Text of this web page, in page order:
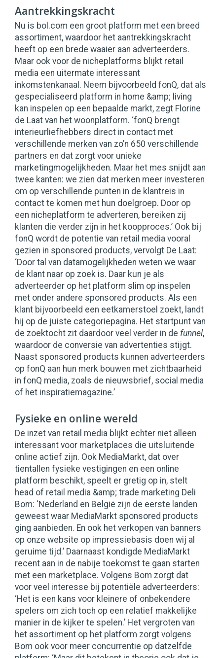
Aantrekkingskracht
Nu is bol.com een groot platform met een breed
assortiment, waardoor het aantrekkingskracht
heeft op een brede waaier aan adverteerders.
Maar ook voor de nicheplatforms blijkt retail
media een uitermate interessant
inkomstenkanaal. Neem bijvoorbeeld fonQ, dat als
gespecialiseerd platform in home &amp; living
kan inspelen op een bepaalde markt, zegt Florine
de Laat van het woonplatform. ‘fonQ brengt
interieurliefhebbers direct in contact met
verschillende merken van zo’n 650 verschillende
partners en dat zorgt voor unieke
marketingmogelijkheden. Maar het mes snijdt aan
twee kanten: we zien dat merken meer investeren
om op verschillende punten in de klantreis in
contact te komen met hun doelgroep. Door op
een nicheplatform te adverteren, bereiken zij
klanten die verder zijn in het koopproces.’ Ook bij
fonQ wordt de potentie van retail media vooral
gezien in sponsored products, vervolgt De Laat:
‘Door tal van datamogelijkheden weten we waar
de klant naar op zoek is. Daar kun je als
adverteerder op het platform slim op inspelen
met onder andere sponsored products. Als een
klant bijvoorbeeld een eetkamerstoel zoekt, landt
hij op de juiste categoriepagina. Het startpunt van
de zoektocht zit daardoor veel verder in de funnel,
waardoor de conversie van advertenties stijgt.
Naast sponsored products kunnen adverteerders
op fonQ aan hun merk bouwen met zichtbaarheid
in fonQ media, zoals de nieuwsbrief, social media
of het inspiratiemagazine.’
Fysieke en online wereld
De inzet van retail media blijkt echter niet alleen
interessant voor marketplaces die uitsluitende
online actief zijn. Ook MediaMarkt, dat over
tientallen fysieke vestigingen en een online
platform beschikt, speelt er gretig op in, stelt
head of retail media &amp; trade marketing Deli
Bom: ‘Nederland en België zijn de eerste landen
geweest waar MediaMarkt sponsored products
ging aanbieden. En ook het verkopen van banners
op onze website op impressiebasis doen wij al
geruime tijd.’ Daarnaast kondigde MediaMarkt
recent aan in de nabije toekomst te gaan starten
met een marketplace. Volgens Bom zorgt dat
voor veel interesse bij potentiële adverteerders:
‘Het is een kans voor kleinere of onbekendere
spelers om zich toch op een relatief makkelijke
manier in de kijker te spelen.’ Het vergroten van
het assortiment op het platform zorgt volgens
Bom ook voor meer concurrentie op datzelfde